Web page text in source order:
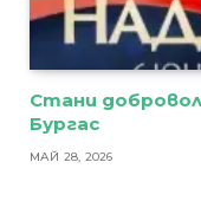
Стани
Бургас
МАЙ 28, 2026